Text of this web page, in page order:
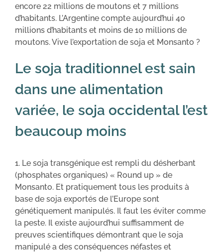
encore 22 millions de moutons et 7 millions
d’habitants. L’Argentine compte aujourd’hui 40
millions d’habitants et moins de 10 millions de
moutons. Vive l’exportation de soja et Monsanto ?
Le soja traditionnel est sain
dans une alimentation
variée, le soja occidental l’est
beaucoup moins
1. Le soja transgénique est rempli du désherbant
(phosphates organiques) « Round up » de
Monsanto. Et pratiquement tous les produits à
base de soja exportés de l’Europe sont
génétiquement manipulés. Il faut les éviter comme
la peste. Il existe aujourd’hui suffisamment de
preuves scientifiques démontrant que le soja
manipulé a des conséquences néfastes et